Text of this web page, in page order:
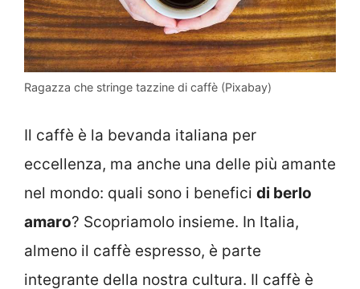
Ragazza che stringe tazzine di caffè (Pixabay)
Il caffè è la bevanda italiana per
eccellenza, ma anche una delle più amante
nel mondo: quali sono i benefici di berlo
amaro? Scopriamolo insieme. In Italia,
almeno il caffè espresso, è parte
integrante della nostra cultura. Il caffè è